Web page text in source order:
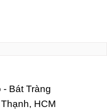
Bát Tràng
HCM